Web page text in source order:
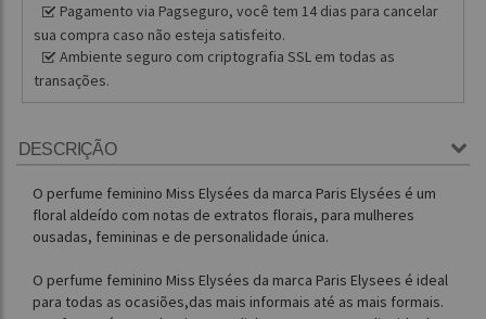
Pagamento via Pagseguro, você tem 14 dias para cancelar
sua compra caso não esteja satisfeito.
Ambiente seguro com criptografia SSL em todas as
transações.
DESCRIÇÃO
O perfume feminino Miss Elysées da marca Paris Elysées é um
floral aldeído com notas de extratos florais, para mulheres
ousadas, femininas e de personalidade única.
O perfume feminino Miss Elysées da marca Paris Elysees é ideal
para todas as ocasiões,das mais informais até as mais formais.